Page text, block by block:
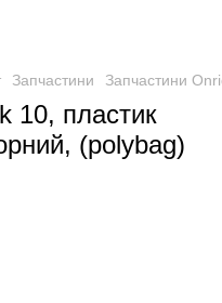
Запчастини Запчастини
10, пластик
(polybag)